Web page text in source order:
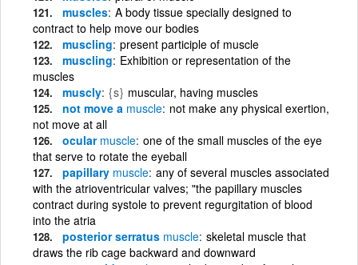
muscles A body tissue specially designed to
contract to help move our bodies
muscling present participle of muscle
muscling Exhibition or representation of the
muscles
muscly {s} muscular, having muscles
not move a muscle not make any physical exertion,
not move at all
ocular muscle one of the small muscles of the eye
that serve to rotate the eyeball
papillary muscle any of several muscles associated
with the atrioventricular valves; "the papillary muscles
contract during systole to prevent regurgitation of blood
into the atria
posterior serratus muscle skeletal muscle that
draws the rib cage backward and downward